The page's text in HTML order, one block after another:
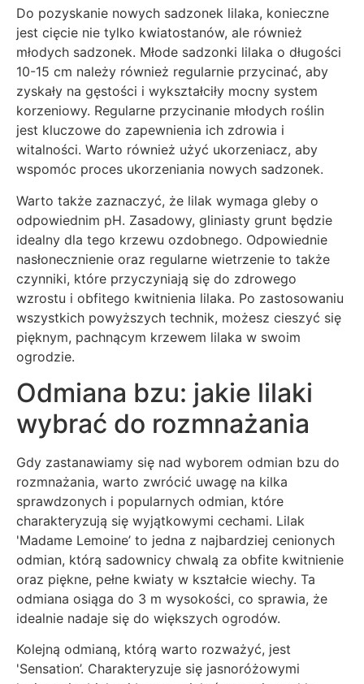
Do pozyskanie nowych sadzonek lilaka, konieczne
jest cięcie nie tylko kwiatostanów, ale również
młodych sadzonek. Młode sadzonki lilaka o długości
10-15 cm należy również regularnie przycinać, aby
zyskały na gęstości i wykształciły mocny system
korzeniowy. Regularne przycinanie młodych roślin
jest kluczowe do zapewnienia ich zdrowia i
witalności. Warto również użyć ukorzeniacz, aby
wspomóc proces ukorzeniania nowych sadzonek.
Warto także zaznaczyć, że lilak wymaga gleby o
odpowiednim pH. Zasadowy, gliniasty grunt będzie
idealny dla tego krzewu ozdobnego. Odpowiednie
nasłonecznienie oraz regularne wietrzenie to także
czynniki, które przyczyniają się do zdrowego
wzrostu i obfitego kwitnienia lilaka. Po zastosowaniu
wszystkich powyższych technik, możesz cieszyć się
pięknym, pachnącym krzewem lilaka w swoim
ogrodzie.
Odmiana bzu: jakie lilaki
wybrać do rozmnażania
Gdy zastanawiamy się nad wyborem odmian bzu do
rozmnażania, warto zwrócić uwagę na kilka
sprawdzonych i popularnych odmian, które
charakteryzują się wyjątkowymi cechami. Lilak
'Madame Lemoine’ to jedna z najbardziej cenionych
odmian, którą sadownicy chwalą za obfite kwitnienie
oraz piękne, pełne kwiaty w kształcie wiechy. Ta
odmiana osiąga do 3 m wysokości, co sprawia, że
idealnie nadaje się do większych ogrodów.
Kolejną odmianą, którą warto rozważyć, jest
'Sensation’. Charakteryzuje się jasnoróżowymi